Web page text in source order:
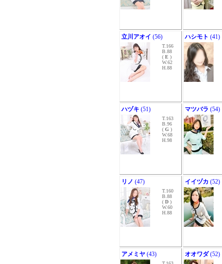
立川アオイ (56)
T.166
B.88
( E )
W.62
H.88
ハシモト (41)
ハヅキ (51)
T.163
B.96
( G )
W.68
H.98
マツバラ (54)
リノ (47)
T.160
B.88
( D )
W.60
H.88
イイヅカ (52)
アメミヤ (43) オオワダ(52)